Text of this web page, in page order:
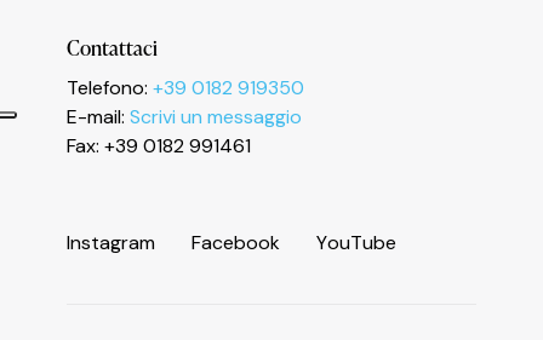
Contattaci
Telefono: +39 0182 919350
E-mail: Scrivi un messaggio
Fax: +39 0182 991461
Instagram Facebook YouTube